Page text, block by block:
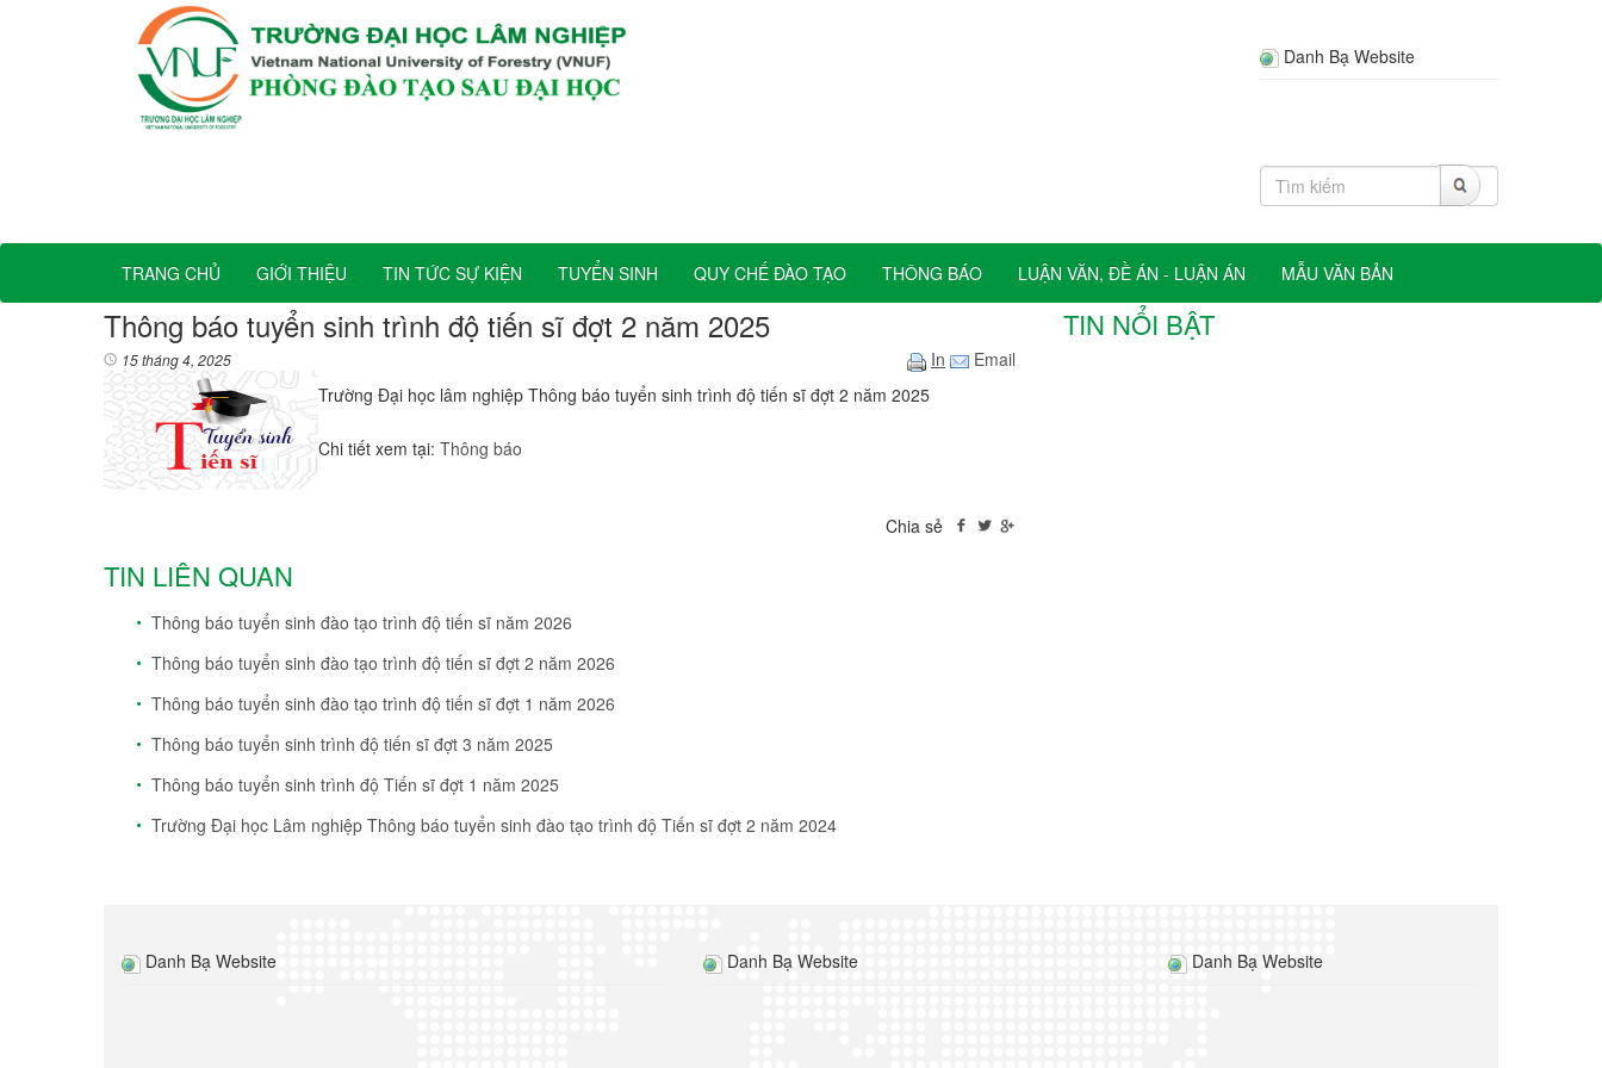
Danh Bạ Website
TRANG CHỦ GIỚI THIỆU TIN TỨC SỰ KIỆN TUYỂN SINH QUY CHẾ ĐÀO TẠO THÔNG BÁO LUẬN VĂN, ĐỀ ÁN - LUẬN ÁN MẪU VĂN BẢN
Thông báo tuyển sinh trình độ tiến sĩ đợt 2 năm 2025
15 tháng 4, 2025 In
Email
Trường Đại học lâm nghiệp Thông báo tuyển sinh trình độ tiến sĩ đợt 2 năm 2025
Chi tiết xem tại: Thông báo
Chia sẻ
TIN LIÊN QUAN
Thông báo tuyển sinh đào tạo trình độ tiến sĩ năm 2026
Thông báo tuyển sinh đào tạo trình độ tiến sĩ đợt 2 năm 2026
Thông báo tuyển sinh đào tạo trình độ tiến sĩ đợt 1 năm 2026
Thông báo tuyển sinh trình độ tiến sĩ đợt 3 năm 2025
Thông báo tuyển sinh trình độ Tiến sĩ đợt 1 năm 2025
Trường Đại học Lâm nghiệp Thông báo tuyển sinh đào tạo trình độ Tiến sĩ đợt 2 năm 2024
TIN NỔI BẬT
Danh Bạ Website Danh Bạ Website Danh Bạ Website